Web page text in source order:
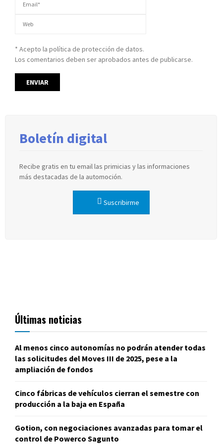
* Acepto la política de protección de datos.
Los comentarios deben ser aprobados antes de publicarse.
Boletín digital
Recibe gratis en tu email las primicias y las informaciones
más destacadas de la automoción.
Suscribirme
Últimas noticias
Al menos cinco autonomías no podrán atender todas
las solicitudes del Moves III de 2025, pese a la
ampliación de fondos
Cinco fábricas de vehículos cierran el semestre con
producción a la baja en España
Gotion, con negociaciones avanzadas para tomar el
control de Powerco Sagunto